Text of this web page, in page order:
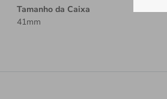
Tamanho da Caixa
41mm